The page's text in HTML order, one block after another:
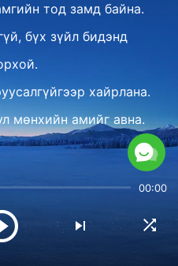
тод замд байна.
бүх зүйл бидэнд
хайрлана.
мөнхийн амийг авна.
хий хоосон биш.
II
00:00